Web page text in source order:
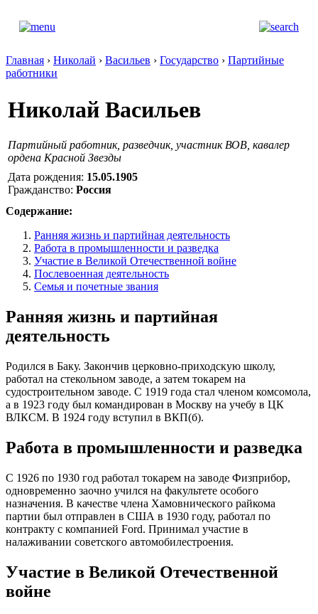
Главная › Николай › Васильев › Государство › Партийные
работники
Николай Васильев
Партийный работник, разведчик, участник ВОВ, кавалер
ордена Красной Звезды
Дата рождения: 15.05.1905
Гражданство: Россия
Содержание:
Ранняя жизнь и партийная деятельность
Работа в промышленности и разведка
Участие в Великой Отечественной войне
Послевоенная деятельность
Семья и почетные звания
Ранняя жизнь и партийная
деятельность
Родился в Баку. Закончив церковно-приходскую школу,
работал на стекольном заводе, а затем токарем на
судостроительном заводе. С 1919 года стал членом комсомола,
а в 1923 году был командирован в Москву на учебу в ЦК
ВЛКСМ. В 1924 году вступил в ВКП(б).
Работа в промышленности и разведка
С 1926 по 1930 год работал токарем на заводе Физприбор,
одновременно заочно учился на факультете особого
назначения. В качестве члена Хамовнического райкома
партии был отправлен в США в 1930 году, работал по
контракту с компанией Ford. Принимал участие в
налаживании советского автомобилестроения.
Участие в Великой Отечественной
войне